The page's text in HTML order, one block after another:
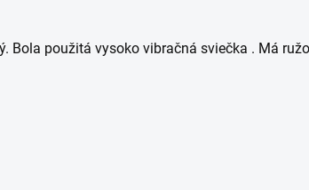
Bola použitá vysoko vibračná sviečka . Má